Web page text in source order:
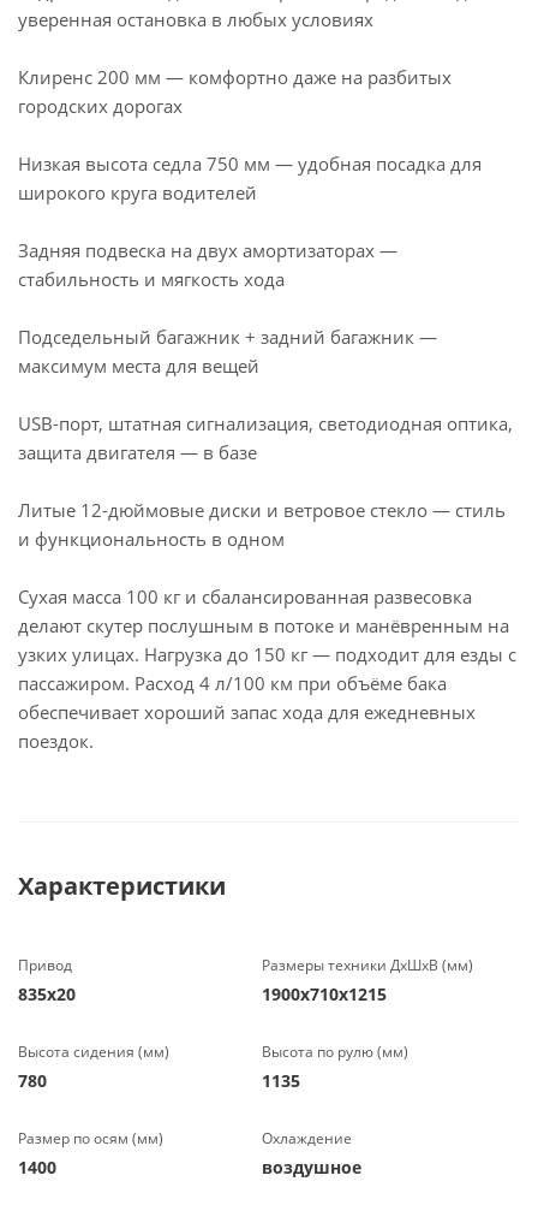
уверенная остановка в любых условиях
Клиренс 200 мм — комфортно даже на разбитых
городских дорогах
Низкая высота седла 750 мм — удобная посадка для
широкого круга водителей
Задняя подвеска на двух амортизаторах —
стабильность и мягкость хода
Подседельный багажник + задний багажник —
максимум места для вещей
USB-порт, штатная сигнализация, светодиодная оптика,
защита двигателя — в базе
Литые 12-дюймовые диски и ветровое стекло — стиль
и функциональность в одном
Сухая масса 100 кг и сбалансированная развесовка
делают скутер послушным в потоке и манёвренным на
узких улицах. Нагрузка до 150 кг — подходит для езды с
пассажиром. Расход 4 л/100 км при объёме бака
обеспечивает хороший запас хода для ежедневных
поездок.
Характеристики
Привод
835х20
Размеры техники ДхШхВ (мм)
1900х710х1215
Высота сидения (мм)
780
Высота по рулю (мм)
1135
Размер по осям (мм)
1400
Охлаждение
воздушное